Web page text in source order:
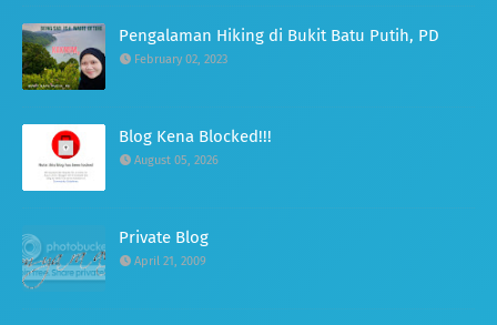
Pengalaman Hiking di Bukit Batu Putih, PD
February 02, 2023
Blog Kena Blocked!!!
August 05, 2026
Private Blog
April 21, 2009